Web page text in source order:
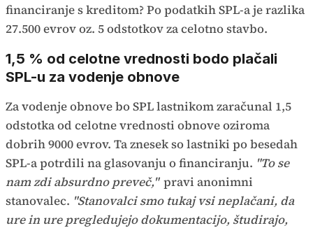
financiranje s kreditom? Po podatkih SPL-a je razlika
27.500 evrov oz. 5 odstotkov za celotno stavbo.
1,5 % od celotne vrednosti bodo plačali
SPL-u za vodenje obnove
Za vodenje obnove bo SPL lastnikom zaračunal 1,5
odstotka od celotne vrednosti obnove oziroma
dobrih 9000 evrov. Ta znesek so lastniki po besedah
SPL-a potrdili na glasovanju o financiranju. "To se
nam zdi absurdno preveč," pravi anonimni
stanovalec. "Stanovalci smo tukaj vsi neplačani, da
ure in ure pregledujejo dokumentacijo, študirajo,